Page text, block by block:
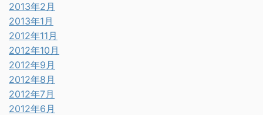
2013年2月
2013年1月
2012年11月
2012年10月
2012年9月
2012年8月
2012年7月
2012年6月